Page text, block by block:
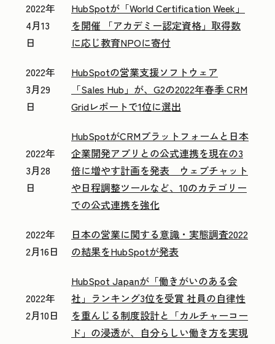
2022年
4月13
日
HubSpotが「World Certification Week」
を開催 「アカデミー認定資格」取得数
に応じ教育NPOに寄付
2022年
3月29
日
HubSpotの営業支援ソフトウェア
「Sales Hub」が、G2の2022年春季 CRM
Gridレポートで1位に選出
2022年
3月28
日
HubSpotがCRMプラットフォームと日本
企業開発アプリとの公式連携を現在の3
倍に増やす計画を発表 ウェブチャット
や日程調整ツールなど、10のカテゴリー
での公式連携を強化
2022年
2月16日
日本の営業に関する意識・実態調査2022
の結果をHubSpotが発表
2022年
2月10日
HubSpot Japanが「働きがいのある会
社」ランキング3位を受賞 社員の自律性
を重んじる制度設計と「カルチャーコー
ド」の浸透が、自分らしい働き方を実現